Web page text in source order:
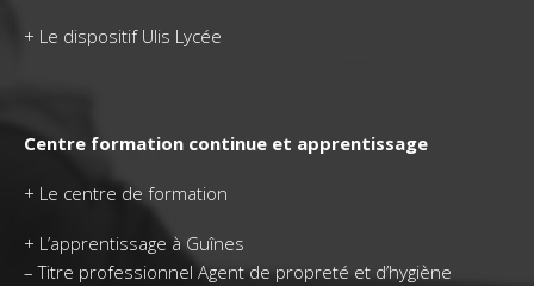
+ Le dispositif Ulis Lycée
Centre formation continue et apprentissage
+ Le centre de formation
+ L’apprentissage à Guînes
–Titre professionnel Agent de propreté et d’hygiène